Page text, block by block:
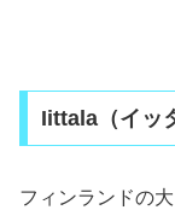
Iittala（イッ
フィンランドの